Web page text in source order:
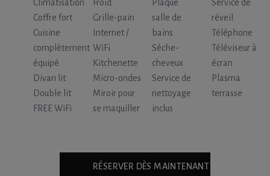
Climatisation
Coffre fort
Cuisine
complètement
équipé
Divan lit
Double lit
FREE WiFi
Froid
Grille-pain
Internet /
WiFi
Kitchenette
Micro-ondes
Miroir pour
se maquiller
Plaque
salle de
bains
Sèche-
cheveux
Service de
nettoyage
inclus
Service de
réveil
Téléphone
Téléviseur à
écran
Plasma
terrasse
RÉSERVER DÈS MAINTENANT